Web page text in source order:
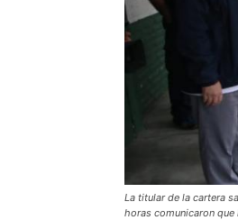
La titular de la cartera
horas comunicaron